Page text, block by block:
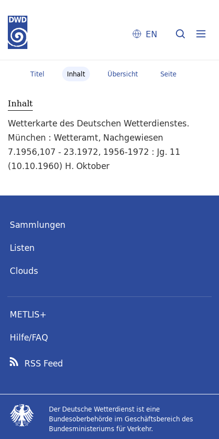
EN
Titel Inhalt Übersicht Seite
Inhalt
Wetterkarte des Deutschen Wetterdienstes.
München : Wetteramt, Nachgewiesen
7.1956,107 - 23.1972, 1956-1972 : Jg. 11
(10.10.1960) H. Oktober
Sammlungen
Listen
Clouds
METLIS+
Hilfe/FAQ
RSS Feed
Der Deutsche Wetterdienst ist eine
Bundesoberbehörde im Geschäftsbereich des
Bundesministeriums für Verkehr.